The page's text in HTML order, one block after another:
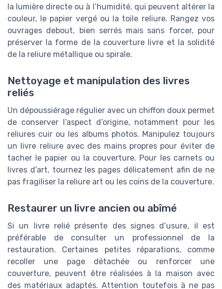
la lumière directe ou à l’humidité, qui peuvent altérer la
couleur, le papier vergé ou la toile reliure. Rangez vos
ouvrages debout, bien serrés mais sans forcer, pour
préserver la forme de la couverture livre et la solidité
de la reliure métallique ou spirale.
Nettoyage et manipulation des livres
reliés
Un dépoussiérage régulier avec un chiffon doux permet
de conserver l’aspect d’origine, notamment pour les
reliures cuir ou les albums photos. Manipulez toujours
un livre reliure avec des mains propres pour éviter de
tacher le papier ou la couverture. Pour les carnets ou
livres d’art, tournez les pages délicatement afin de ne
pas fragiliser la reliure art ou les coins de la couverture.
Restaurer un livre ancien ou abîmé
Si un livre relié présente des signes d’usure, il est
préférable de consulter un professionnel de la
restauration. Certaines petites réparations, comme
recoller une page détachée ou renforcer une
couverture, peuvent être réalisées à la maison avec
des matériaux adaptés. Attention toutefois à ne pas